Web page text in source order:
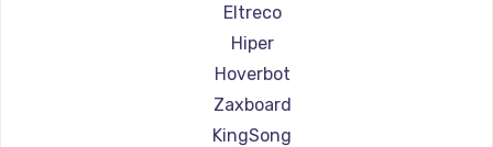
Eltreco
Hiper
Hoverbot
Zaxboard
KingSong